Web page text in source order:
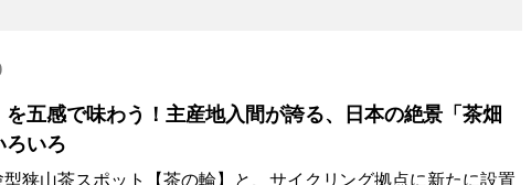
五感で味わう！主産地入間が誇る、日本の絶景「茶畑
いろ
狭山茶スポット【茶の輪】と、サイクリング拠点に新たに設置